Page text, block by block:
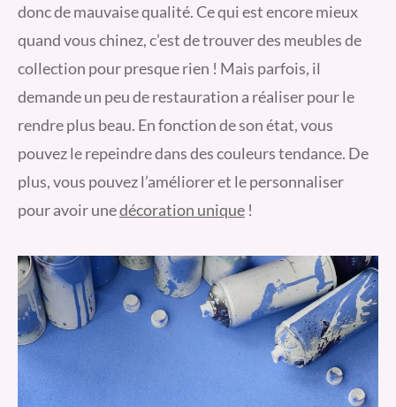
donc de mauvaise qualité. Ce qui est encore mieux
quand vous chinez, c’est de trouver des meubles de
collection pour presque rien ! Mais parfois, il
demande un peu de restauration a réaliser pour le
rendre plus beau. En fonction de son état, vous
pouvez le repeindre dans des couleurs tendance. De
plus, vous pouvez l’améliorer et le personnaliser
pour avoir unedécoration unique !